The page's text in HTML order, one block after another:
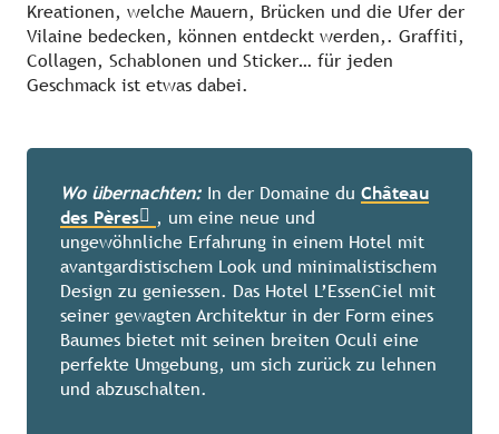
Kreationen, welche Mauern, Brücken und die Ufer der
Vilaine bedecken, können entdeckt werden,. Graffiti,
Collagen, Schablonen und Sticker… für jeden
Geschmack ist etwas dabei.
Wo übernachten: In der Domaine du Château
des Pères
, um eine neue und
ungewöhnliche Erfahrung in einem Hotel mit
avantgardistischem Look und minimalistischem
Design zu geniessen. Das Hotel L’EssenCiel mit
seiner gewagten Architektur in der Form eines
Baumes bietet mit seinen breiten Oculi eine
perfekte Umgebung, um sich zurück zu lehnen
und abzuschalten.